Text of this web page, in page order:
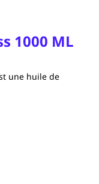
1000 ML
une huile de